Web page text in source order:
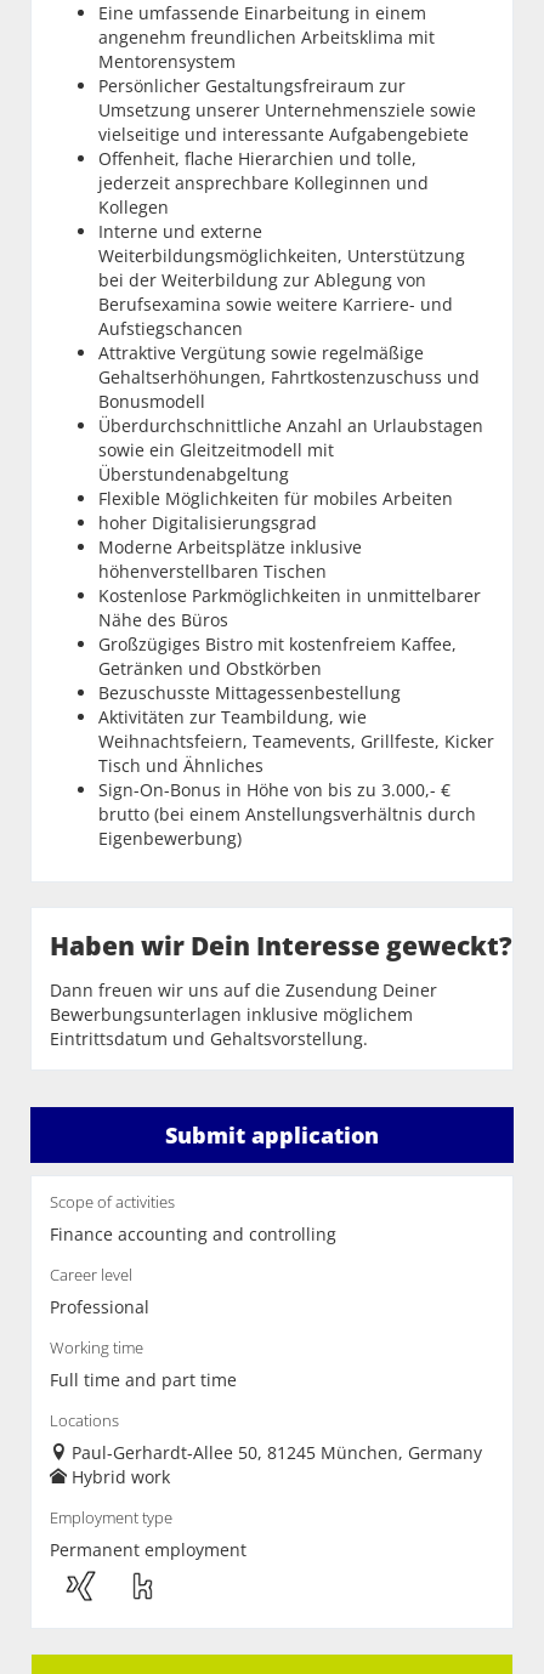
Eine umfassende Einarbeitung in einem
angenehm freundlichen Arbeitsklima mit
Mentorensystem
Persönlicher Gestaltungsfreiraum zur
Umsetzung unserer Unternehmensziele sowie
vielseitige und interessante Aufgabengebiete
Offenheit, flache Hierarchien und tolle,
jederzeit ansprechbare Kolleginnen und
Kollegen
Interne und externe
Weiterbildungsmöglichkeiten, Unterstützung
bei der Weiterbildung zur Ablegung von
Berufsexamina sowie weitere Karriere- und
Aufstiegschancen
Attraktive Vergütung sowie regelmäßige
Gehaltserhöhungen, Fahrtkostenzuschuss und
Bonusmodell
Überdurchschnittliche Anzahl an Urlaubstagen
sowie ein Gleitzeitmodell mit
Überstundenabgeltung
Flexible Möglichkeiten für mobiles Arbeiten
hoher Digitalisierungsgrad
Moderne Arbeitsplätze inklusive
höhenverstellbaren Tischen
Kostenlose Parkmöglichkeiten in unmittelbarer
Nähe des Büros
Großzügiges Bistro mit kostenfreiem Kaffee,
Getränken und Obstkörben
Bezuschusste Mittagessenbestellung
Aktivitäten zur Teambildung, wie
Weihnachtsfeiern, Teamevents, Grillfeste, Kicker
Tisch und Ähnliches
Sign-On-Bonus in Höhe von bis zu 3.000,- €
brutto (bei einem Anstellungsverhältnis durch
Eigenbewerbung)
Haben wir Dein Interesse geweckt?
Dann freuen wir uns auf die Zusendung Deiner
Bewerbungsunterlagen inklusive möglichem
Eintrittsdatum und Gehaltsvorstellung.
Submit application
Scope of activities
Finance accounting and controlling
Career level
Professional
Working time
Full time and part time
Locations
Paul-Gerhardt-Allee 50, 81245 München, Germany
Hybrid work
Employment type
Permanent employment